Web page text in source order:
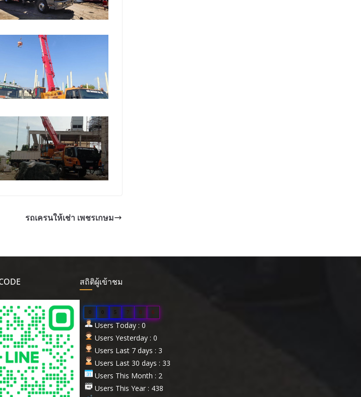
รถเครนให้เช่า เพชรเกษม
สถิติผู้เข้าชม
5 7 0 6
Users Today : 0
Users Yesterday : 0
Users Last 7 days : 3
Users Last 30 days : 33
Users This Month : 2
Users This Year : 438